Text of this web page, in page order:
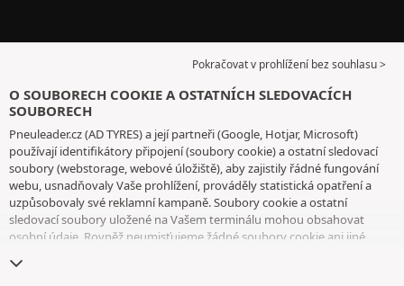
Pokračovat v prohlížení bez souhlasu >
O SOUBORECH COOKIE A OSTATNÍCH SLEDOVACÍCH
SOUBORECH
Pneuleader.cz (AD TYRES) a její partneři (Google, Hotjar, Microsoft)
používají identifikátory připojení (soubory cookie) a ostatní sledovací
soubory (webstorage, webové úložiště), aby zajistily řádné fungování
webu, usnadňovaly Vaše prohlížení, prováděly statistická opatření a
uzpůsobovaly své reklamní kampaně. Soubory cookie a ostatní
sledovací soubory uložené na Vašem terminálu mohou obsahovat
osobní údaje. Rovněž neumisťujeme žádné soubory cookie ani jiné
vyjma těch, které jsou nezbytné pro fungování webu. Vaši volbu